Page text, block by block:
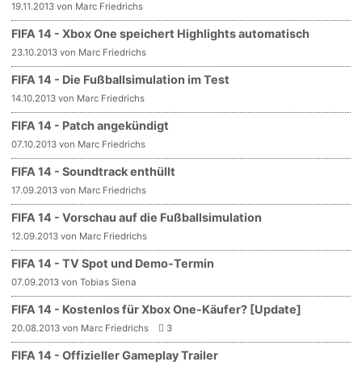
19.11.2013 von Marc Friedrichs
FIFA 14 - Xbox One speichert Highlights automatisch
23.10.2013 von Marc Friedrichs
FIFA 14 - Die Fußballsimulation im Test
14.10.2013 von Marc Friedrichs
FIFA 14 - Patch angekündigt
07.10.2013 von Marc Friedrichs
FIFA 14 - Soundtrack enthüllt
17.09.2013 von Marc Friedrichs
FIFA 14 - Vorschau auf die Fußballsimulation
12.09.2013 von Marc Friedrichs
FIFA 14 - TV Spot und Demo-Termin
07.09.2013 von Tobias Siena
FIFA 14 - Kostenlos für Xbox One-Käufer? [Update]
20.08.2013 von Marc Friedrichs 3
FIFA 14 - Offizieller Gameplay Trailer